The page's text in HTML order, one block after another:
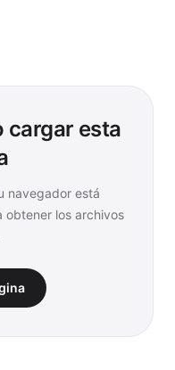
cargar esta
navegador está
obtener los archivos